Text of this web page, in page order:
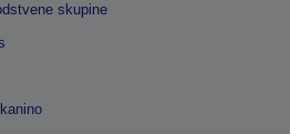
skupine